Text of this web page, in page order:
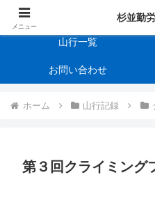
山行一覧
お問い合わせ
ホーム 山行記録
第３回クライミング
メニュー
杉並勤